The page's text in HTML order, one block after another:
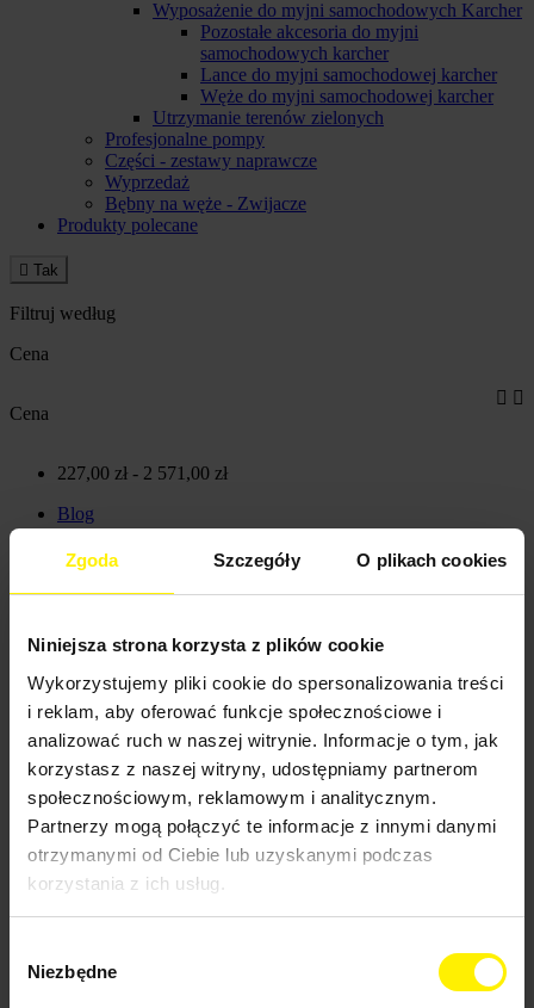
Zgoda Szczegóły O plikach cookies
Niniejsza strona korzysta z plików cookie
Wykorzystujemy pliki cookie do spersonalizowania treści
i reklam, aby oferować funkcje społecznościowe i
analizować ruch w naszej witrynie. Informacje o tym, jak
korzystasz z naszej witryny, udostępniamy partnerom
społecznościowym, reklamowym i analitycznym.
Partnerzy mogą połączyć te informacje z innymi danymi
otrzymanymi od Ciebie lub uzyskanymi podczas
korzystania z ich usług.
zgody
Niezbędne
Wyposażenie do myjni samochodowych Karcher
Pozostałe akcesoria do myjni
samochodowych karcher
Lance do myjni samochodowej karcher
Węże do myjni samochodowej karcher
Utrzymanie terenów zielonych
Profesjonalne pompy
Części - zestawy naprawcze
Wyprzedaż
Bębny na węże - Zwijacze
Produkty polecane
 Tak
Filtruj według
Cena
Cena
 
227,00 zł - 2 571,00 zł
Blog
News
Szczotki walcowe do szorowarek automatycznych
Co wyróżnia szczotki walcowe do szorowarek, dostępne w naszym
sklepie internetowym? Najwyższej jakości materiały, solidne
sprawdzi się do czyszczenia różnego rodzaju powierzchni. Produkty
w tej kategorii skutecznie usuwają nawet najbardziej uporczywe
zabrudzenia, a jednocześnie nie niszczą czyszczonych powierzchni.